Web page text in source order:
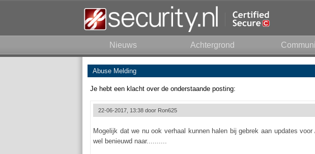
Nieuws Achtergrond
Abuse Melding
Je hebt een klacht over de onderstaande posting:
22-06-2017, 13:38 door Ron625
Mogelijk dat we nu ook verhaal kunnen halen bij gebrek aan updates
wel benieuwd naar..........